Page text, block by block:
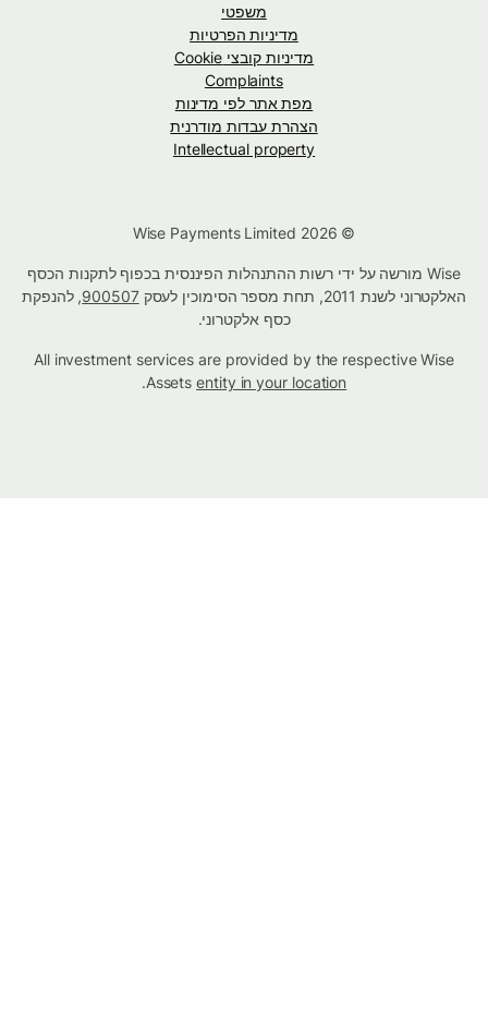
משפטי
מדיניות הפרטיות
מדיניות קובצי Cookie
Complaints
מפת אתר לפי מדינות
הצהרת עבדות מודרנית
Intellectual property
Wise מורשה על ידי רשות ההתנהלות הפיננסית בכפוף לתקנות הכסף
האלקטרוני לשנת 2011, תחת מספר הסימוכין לעסק
900507, להנפקת
כסף אלקטרוני.
All investment services are provided by the respective Wise
Assetsentity in your location
.